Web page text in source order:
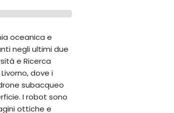
oceanica e
negli ultimi due
e Ricerca
dove i
subacqueo
I robot sono
ottiche e